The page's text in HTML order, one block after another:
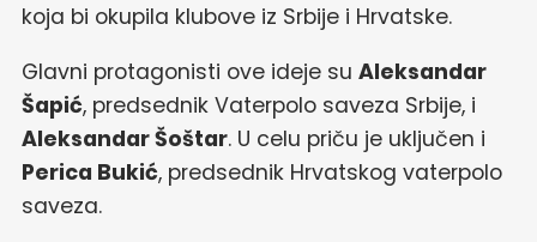
koja bi okupila klubove iz Srbije i Hrvatske.
Glavni protagonisti ove ideje su Aleksandar
Šapić, predsednik Vaterpolo saveza Srbije, i
Aleksandar Šoštar. U celu priču je uključen i
Perica Bukić, predsednik Hrvatskog vaterpolo
saveza.